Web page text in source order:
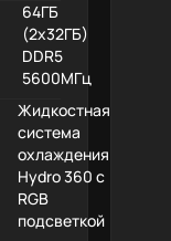
64ГБ
(2x32ГБ)
DDR5
5600МГц
Жидкостная
система
охлаждения
Hydro 360 с
RGB
подсветкой